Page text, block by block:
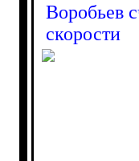
Воробьев
скорости